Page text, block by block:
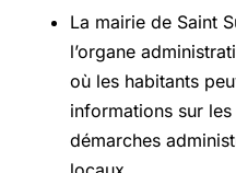
La mairie de Saint
l’organe
où les habitants
informations sur
démarches